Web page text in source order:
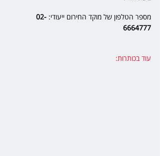
מספר הטלפון של מוקד החירום ייעודי: 02-
6664777
עוד בכותרות: